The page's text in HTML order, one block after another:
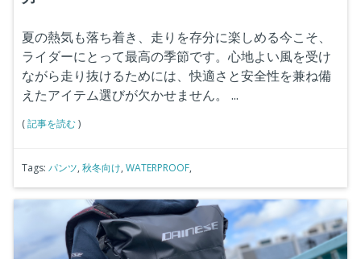
夏の熱気も落ち着き、走りを存分に楽しめる今こそ、
ライダーにとって最高の季節です。心地よい風を受け
ながら走り抜けるためには、快適さと安全性を兼ね備
えたアイテム選びが欠かせません。
...
(記事を読む)
Tags: パンツ, 秋冬向け, WATERPROOF,